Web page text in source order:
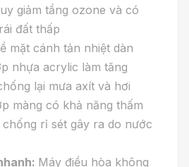
giảm tầng ozone và có
đất thấp
mặt cánh tản nhiệt dàn
nhựa acrylic làm tăng
lại mưa axít và hơi
màng có khả năng thấm
rỉ sét gây ra do nước
Máy điều hòa không